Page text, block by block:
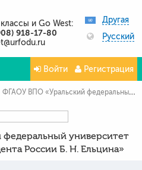
и Go West:
918-17-80
Другая
Русский
Войти Регистрация
ФГАОУ ВПО «Уральский федеральный университет имени первого Президента России Б. Н. Ельцина»
университет
России Б. Н. Ельцина»